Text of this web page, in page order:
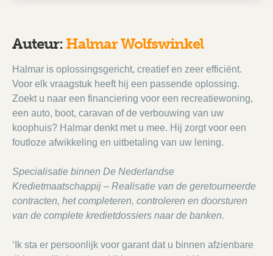
Auteur: Halmar Wolfswinkel
Halmar is oplossingsgericht, creatief en zeer efficiënt.
Voor elk vraagstuk heeft hij een passende oplossing.
Zoekt u naar een financiering voor een recreatiewoning,
een auto, boot, caravan of de verbouwing van uw
koophuis? Halmar denkt met u mee. Hij zorgt voor een
foutloze afwikkeling en uitbetaling van uw lening.
Specialisatie binnen De Nederlandse
Kredietmaatschappij – Realisatie van de geretourneerde
contracten, het completeren, controleren en doorsturen
van de complete kredietdossiers naar de banken.
‘Ik sta er persoonlijk voor garant dat u binnen afzienbare